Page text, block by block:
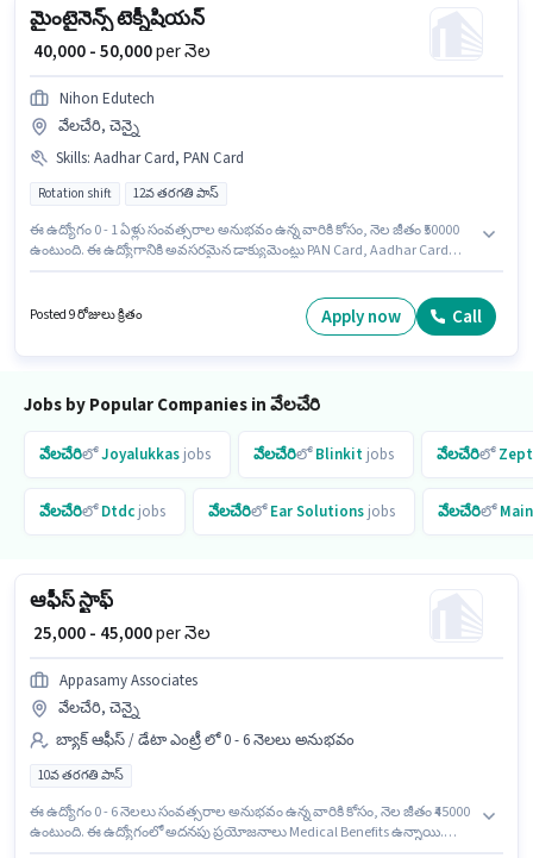
మైంటైనెన్స్ టెక్నీషియన్
₹ 40,000 - 50,000per నెల
Nihon Edutech
వేలచేరి, చెన్నై
Skills: Aadhar Card, PAN Card
Rotation shift 12వ తరగతి పాస్
ఈ ఉద్యోగం 0 - 1 ఏళ్లు సంవత్సరాల అనుభవం ఉన్న వారికి కోసం, నెల జీతం ₹50000
ఉంటుంది. ఈ ఉద్యోగానికి అవసరమైన డాక్యుమెంట్లు PAN Card, Aadhar Card
Time / పార్ట్ టైమ్ ఉద్యోగం, ఇందులో Rotation Shift మరియు వారానికి 6 days
working ఉంటాయి. ఈ ఉద్యోగానికి అభ్యర్థులు తప్పనిసరిగా 12వ తరగతి పాస్ డిగ్రీ/
Posted 9 రోజులు క్రితం Apply now Call
Jobs by Popular Companies in వేలచేరి
వేలచేరిలోJoyalukkas jobs వేలచేరిలోBlinkit jobs వేలచేరిలో
వేలచేరిలోDtdc jobs వేలచేరిలోEar Solutions jobs వేలచేరిలో
ఆఫీస్ స్టాఫ్
₹ 25,000 - 45,000per నెల
Appasamy Associates
వేలచేరి, చెన్నై
బ్యాక్ ఆఫీస్ / డేటా ఎంట్రీ లో 0 - 6 నెలలు అనుభవం
10వ తరగతి పాస్
ఈ ఉద్యోగం 0 - 6 నెలలు సంవత్సరాల అనుభవం ఉన్న వారికి కోసం, నెల జీతం ₹45000
ఉంటుంది. ఈ ఉద్యోగంలో అదనపు ప్రయోజనాలు Medical Benefits ఉన్నాయి.